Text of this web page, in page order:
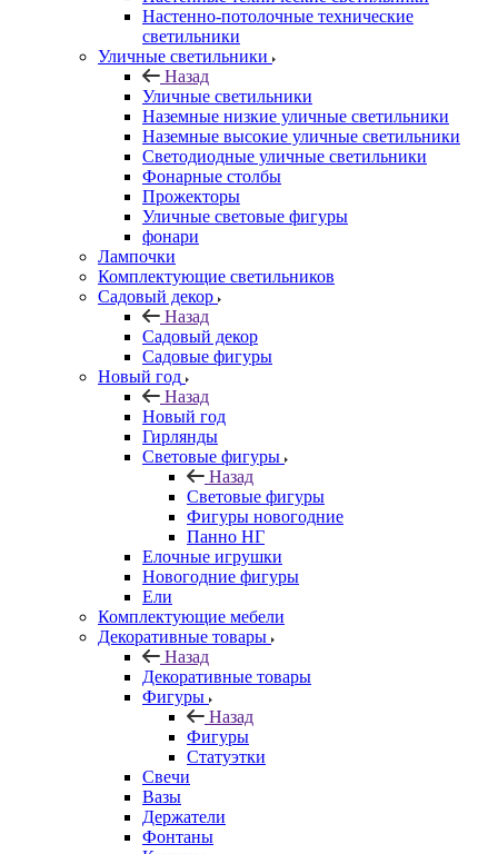
Настенно-потолочные технические
светильники
Уличные светильники
Назад
Уличные светильники
Наземные низкие уличные светильники
Наземные высокие уличные светильники
Светодиодные уличные светильники
Фонарные столбы
Прожекторы
Уличные световые фигуры
фонари
Лампочки
Комплектующие светильников
Садовый декор
Назад
Садовый декор
Садовые фигуры
Новый год
Назад
Новый год
Гирлянды
Световые фигуры
Назад
Световые фигуры
Фигуры новогодние
Панно НГ
Елочные игрушки
Новогодние фигуры
Ели
Комплектующие мебели
Декоративные товары
Назад
Декоративные товары
Фигуры
Назад
Фигуры
Статуэтки
Свечи
Вазы
Держатели
Фонтаны